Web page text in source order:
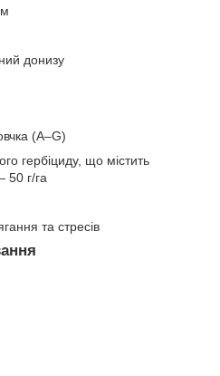
донизу
(A–G)
гербіциду, що містить
50 г/га
та стресів